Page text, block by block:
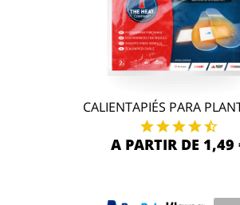
CALIENTAPIÉS PARA
A PARTIR DE 1,49